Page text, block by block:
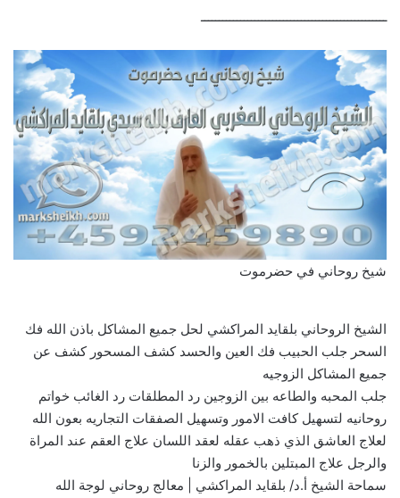
ــــــــــــــــــــــــــــــــــــــــــــــــــــ
شيخ روحاني في حضرموت
الشيخ الروحاني بلقايد المراكشي لحل جميع المشاكل باذن الله فك
السحر جلب الحبيب فك العين والحسد كشف المسحور كشف عن
جميع المشاكل الزوجيه
جلب المحبه والطاعه بين الزوجين رد المطلقات رد الغائب خواتم
روحانيه لتسهيل كافت الامور وتسهيل الصفقات التجاريه بعون الله
لعلاج العاشق الذي ذهب عقله لعقد اللسان علاج العقم عند المراة
والرجل علاج المبتلين بالخمور والزنا
سماحة الشيخ أ.د/ بلقايد المراكشي | معالج روحاني لوجة الله